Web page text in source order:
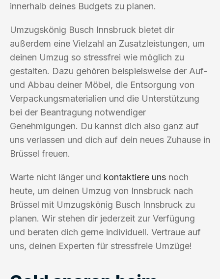
innerhalb deines Budgets zu planen.
Umzugskönig Busch Innsbruck bietet dir
außerdem eine Vielzahl an Zusatzleistungen, um
deinen Umzug so stressfrei wie möglich zu
gestalten. Dazu gehören beispielsweise der Auf-
und Abbau deiner Möbel, die Entsorgung von
Verpackungsmaterialien und die Unterstützung
bei der Beantragung notwendiger
Genehmigungen. Du kannst dich also ganz auf
uns verlassen und dich auf dein neues Zuhause in
Brüssel freuen.
Warte nicht länger und kontaktiere uns noch
heute, um deinen Umzug von Innsbruck nach
Brüssel mit Umzugskönig Busch Innsbruck zu
planen. Wir stehen dir jederzeit zur Verfügung
und beraten dich gerne individuell. Vertraue auf
uns, deinen Experten für stressfreie Umzüge!